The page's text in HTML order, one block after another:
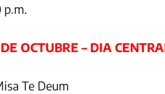
p.m.
OCTUBRE – DIA
Te Deum